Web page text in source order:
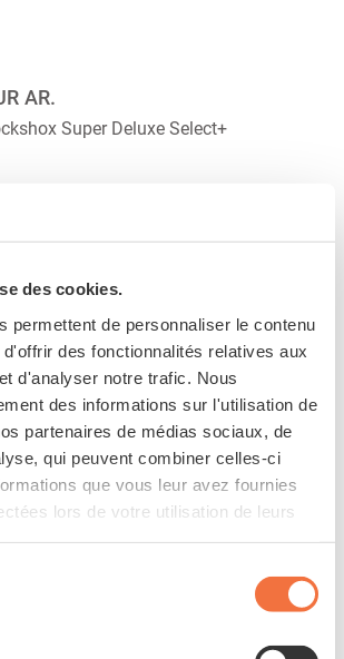
des cookies.
permettent de personnaliser le contenu
des fonctionnalités relatives aux
d'analyser notre trafic. Nous
des informations sur l'utilisation de
partenaires de médias sociaux, de
qui peuvent combiner celles-ci
que vous leur avez fournies
lors de votre utilisation de leurs
AR.
Super Deluxe Select+